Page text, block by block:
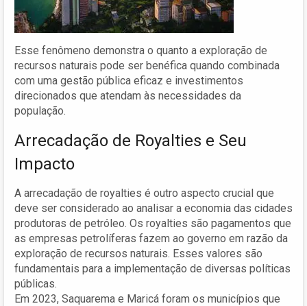
Esse fenômeno demonstra o quanto a exploração de
recursos naturais pode ser benéfica quando combinada
com uma gestão pública eficaz e investimentos
direcionados que atendam às necessidades da
população.
Arrecadação de Royalties e Seu
Impacto
A arrecadação de royalties é outro aspecto crucial que
deve ser considerado ao analisar a economia das cidades
produtoras de petróleo. Os royalties são pagamentos que
as empresas petrolíferas fazem ao governo em razão da
exploração de recursos naturais. Esses valores são
fundamentais para a implementação de diversas políticas
públicas.
Em 2023, Saquarema e Maricá foram os municípios que